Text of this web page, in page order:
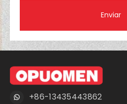
Enviar
+86-13435443862